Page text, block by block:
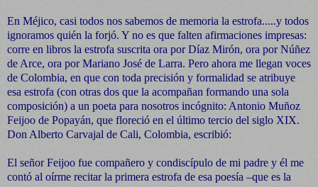
En Méjico, casi todos nos sabemos de memoria la estrofa.....y todos
ignoramos quién la forjó. Y no es que falten afirmaciones impresas:
corre en libros la estrofa suscrita ora por Díaz Mirón, ora por Núñez
de Arce, ora por Mariano José de Larra. Pero ahora me llegan voces
de Colombia, en que con toda precisión y formalidad se atribuye
esa estrofa (con otras dos que la acompañan formando una sola
composición) a un poeta para nosotros incógnito: Antonio Muñoz
Feijoo de Popayán, que floreció en el último tercio del siglo XIX.
Don Alberto Carvajal de Cali, Colombia, escribió:
El señor Feijoo fue compañero y condiscípulo de mi padre y él me
contó al oírme recitar la primera estrofa de esa poesía –que es la